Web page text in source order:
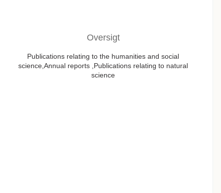
Oversigt
Publications relating to the humanities and social
science,Annual reports ,Publications relating to natural
science